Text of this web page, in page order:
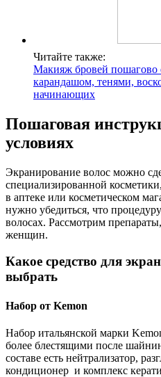
Читайте также:
Макияж бровей пошагово
карандашом, тенями,
начинающих
Пошаговая
условиях
Экранирование волос можно
специализированной
в аптеке или косметическом
нужно убедиться, что
волосах. Рассмотрим
женщин.
Какое средство для
выбрать
Набор от Kemon
Набор итальянской марки
более блестящими после
составе есть нейтрализатор,
кондиционер и комплекс